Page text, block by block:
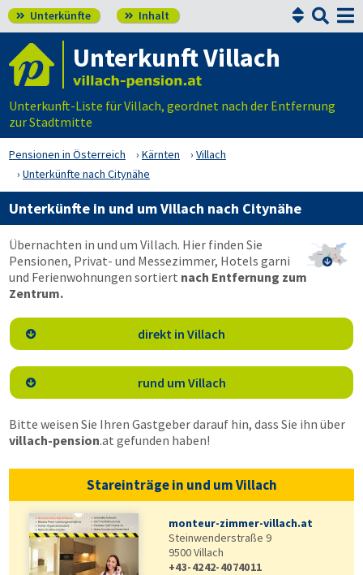
 Unterkünfte  Inhalt 

Unterkunft Villach
Unterkunft-Liste für Villach, geordnet nach der Entfernung
zur Stadtmitte
Pensionen in Österreich Kärnten
Villach
Unterkünfte nach Citynähe
Unterkünfte in und um Villach nach Citynähe

Übernachten in und um Villach. Hier finden Sie
Pensionen, Privat- und Messezimmer, Hotels garni
und Ferienwohnungen sortiert nach Entfernung zum
Zentrum.
 direkt in Villach
 rund um Villach
Bitte weisen Sie Ihren Gastgeber darauf hin, dass Sie ihn über
villach-pension.at gefunden haben!
Stareinträge in und um Villach
monteur-zimmer-villach.at
Steinwenderstraße 9
9500Villach
+43-4242-4074011